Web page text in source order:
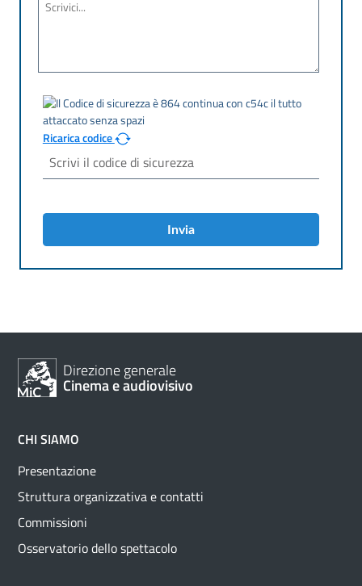
Ricarica codice
Invia
Direzione generale
Cinema e audiovisivo
CHI SIAMO
Presentazione
Struttura organizzativa e contatti
Commissioni
Osservatorio dello spettacolo